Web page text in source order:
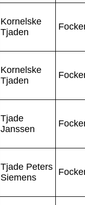
Kornelske
Tjaden
Kornelske
Tjaden
Tjade
Janssen
Tjade Peters
Siemens